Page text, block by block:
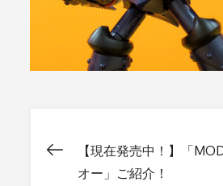
投 【現在発売中！】「
オー」ご紹介！